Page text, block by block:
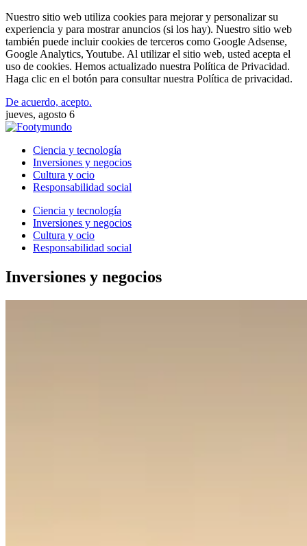
Nuestro sitio web utiliza cookies para mejorar y personalizar su
experiencia y para mostrar anuncios (si los hay). Nuestro sitio web
también puede incluir cookies de terceros como Google Adsense,
Google Analytics, Youtube. Al utilizar el sitio web, usted acepta el
uso de cookies. Hemos actualizado nuestra Política de Privacidad.
Haga clic en el botón para consultar nuestra Política de privacidad.
De acuerdo, acepto.
jueves, agosto 6
Ciencia y tecnología
Inversiones y negocios
Cultura y ocio
Responsabilidad social
Ciencia y tecnología
Inversiones y negocios
Cultura y ocio
Responsabilidad social
Inversiones y negocios